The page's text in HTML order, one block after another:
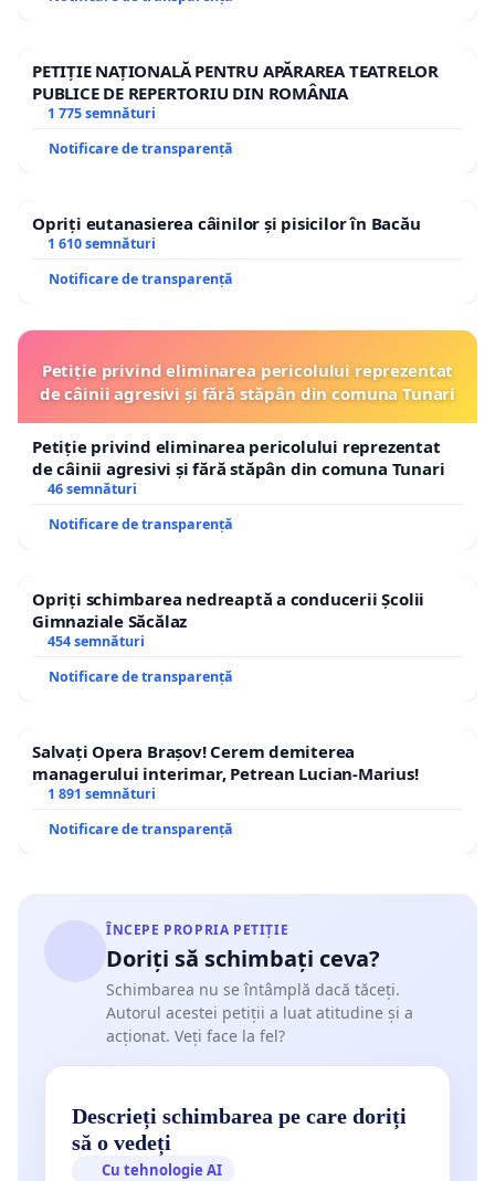
PETIȚIE NAȚIONALĂ PENTRU APĂRAREA TEATRELOR
PUBLICE DE REPERTORIU DIN ROMÂNIA
1 775 semnături
Notificare de transparență
Opriți eutanasierea câinilor și pisicilor în Bacău
1 610 semnături
Notificare de transparență
Petiție privind eliminarea pericolului reprezentat
de câinii agresivi și fără stăpân din comuna Tunari
Petiție privind eliminarea pericolului reprezentat
de câinii agresivi și fără stăpân din comuna Tunari
46 semnături
Notificare de transparență
Opriți schimbarea nedreaptă a conducerii Școlii
Gimnaziale Săcălaz
454 semnături
Notificare de transparență
Salvați Opera Brașov! Cerem demiterea
managerului interimar, Petrean Lucian-Marius!
1 891 semnături
Notificare de transparență
ÎNCEPE PROPRIA PETIȚIE
Doriți să schimbați ceva?
Schimbarea nu se întâmplă dacă tăceți.
Autorul acestei petiții a luat atitudine și a
acționat. Veți face la fel?
Descrieți schimbarea pe care doriți
să o vedeți
Cu tehnologie AI